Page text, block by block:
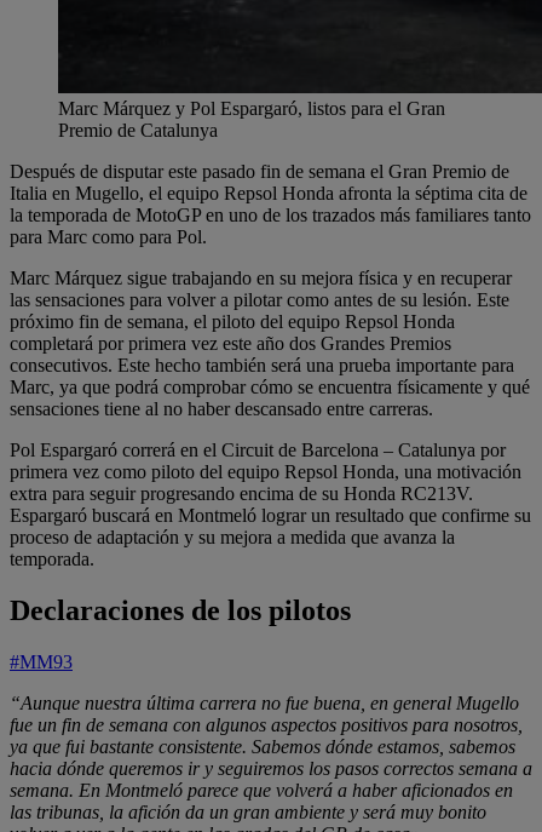
Marc Márquez y Pol Espargaró, listos para el Gran
Premio de Catalunya
Después de disputar este pasado fin de semana el Gran Premio de
Italia en Mugello, el equipo Repsol Honda afronta la séptima cita de
la temporada de MotoGP en uno de los trazados más familiares tanto
para Marc como para Pol.
Marc Márquez sigue trabajando en su mejora física y en recuperar
las sensaciones para volver a pilotar como antes de su lesión. Este
próximo fin de semana, el piloto del equipo Repsol Honda
completará por primera vez este año dos Grandes Premios
consecutivos. Este hecho también será una prueba importante para
Marc, ya que podrá comprobar cómo se encuentra físicamente y qué
sensaciones tiene al no haber descansado entre carreras.
Pol Espargaró correrá en el Circuit de Barcelona – Catalunya por
primera vez como piloto del equipo Repsol Honda, una motivación
extra para seguir progresando encima de su Honda RC213V.
Espargaró buscará en Montmeló lograr un resultado que confirme su
proceso de adaptación y su mejora a medida que avanza la
temporada.
Declaraciones de los pilotos
#MM93
“Aunque nuestra última carrera no fue buena, en general Mugello
fue un fin de semana con algunos aspectos positivos para nosotros,
ya que fui bastante consistente. Sabemos dónde estamos, sabemos
hacia dónde queremos ir y seguiremos los pasos correctos semana a
semana. En Montmeló parece que volverá a haber aficionados en
las tribunas, la afición da un gran ambiente y será muy bonito